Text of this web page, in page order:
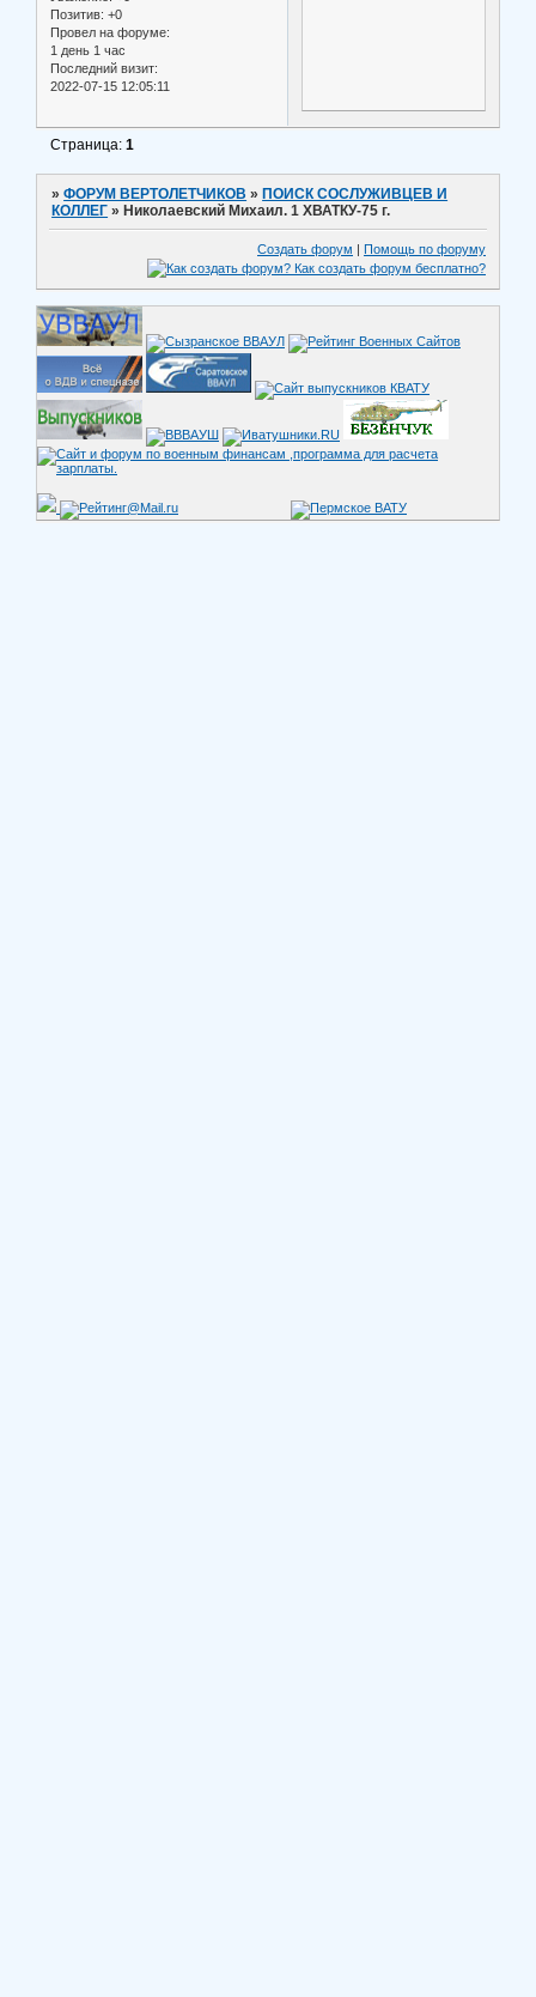
Позитив: +0
Провел на форуме:
1 день 1 час
Последний визит:
2022-07-15 12:05:11
Страница:1
»ФОРУМ ВЕРТОЛЕТЧИКОВ » ПОИСК СОСЛУЖИВЦЕВ И
КОЛЛЕГ » Николаевский Михаил. 1 ХВАТКУ-75 г.
Создать форум | Помощь по форуму